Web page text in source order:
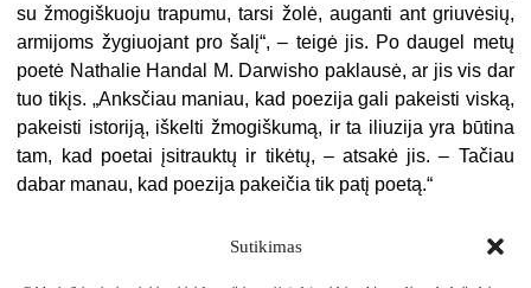
Sutikimas
su žmogiškuoju trapumu, tarsi žolė, auganti ant griuvėsių,
armijoms žygiuojant pro šalį“, – teigė jis. Po daugel metų
poetė Nathalie Handal M. Darwisho paklausė, ar jis vis dar
tuo tikįs. „Anksčiau maniau, kad poezija gali pakeisti viską,
pakeisti istoriją, iškelti žmogiškumą, ir ta iliuzija yra būtina
tam, kad poetai įsitrauktų ir tikėtų, – atsakė jis. – Tačiau
dabar manau, kad poezija pakeičia tik patį poetą.“